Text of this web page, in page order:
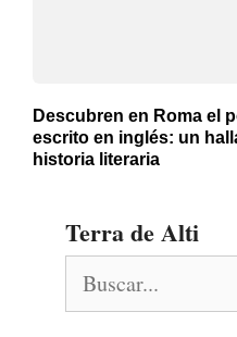
Descubren en Roma el
escrito en inglés: un
historia literaria
Terra de Alti